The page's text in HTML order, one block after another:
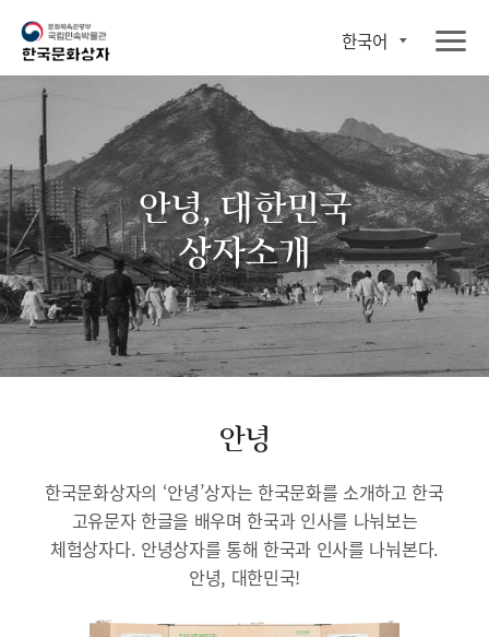
한국어
안녕, 대한민국
상자소개
안녕
한국문화상자의 ‘안녕’상자는 한국문화를 소개하고 한국
고유문자 한글을 배우며 한국과 인사를 나눠보는
체험상자다. 안녕상자를 통해 한국과 인사를 나눠본다.
안녕, 대한민국!